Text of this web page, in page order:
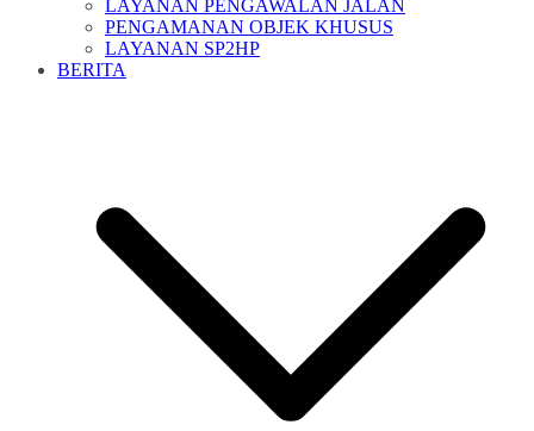
LAYANAN PENGAWALAN JALAN
PENGAMANAN OBJEK KHUSUS
LAYANAN SP2HP
BERITA